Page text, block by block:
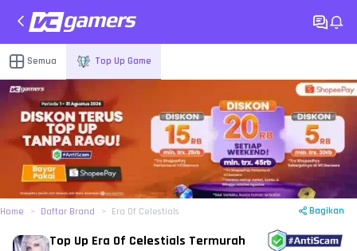
Semua Top Up Game
Home Daftar Brand Era Of Celestials Bagikan
Top Up Era Of Celestials Termurah